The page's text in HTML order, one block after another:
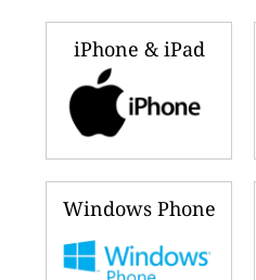
iPhone & iPad
Windows Phone